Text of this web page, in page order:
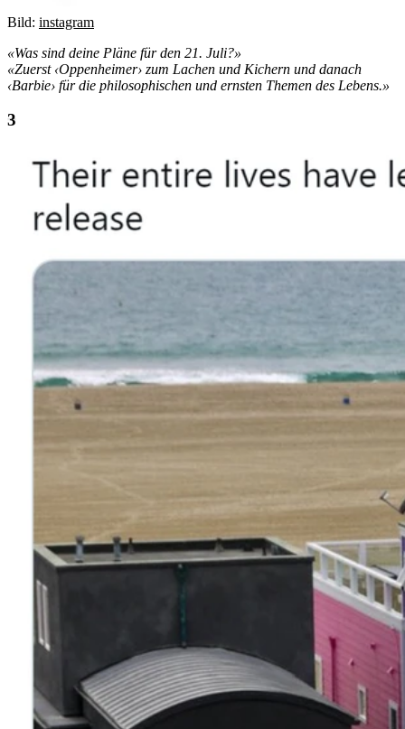
Bild: instagram
«Was sind deine Pläne für den 21. Juli?»
«Zuerst ‹Oppenheimer› zum Lachen und Kichern und danach
‹Barbie› für die philosophischen und ernsten Themen des Lebens.»